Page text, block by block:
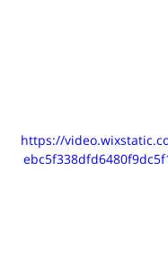
https://